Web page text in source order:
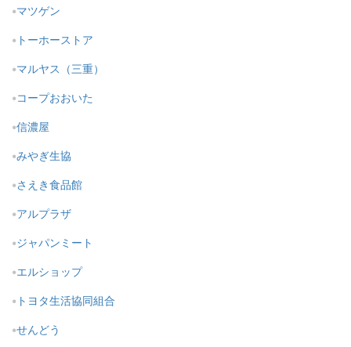
マツゲン
トーホーストア
マルヤス（三重）
コープおおいた
信濃屋
みやぎ生協
さえき食品館
アルプラザ
ジャパンミート
エルショップ
トヨタ生活協同組合
せんどう